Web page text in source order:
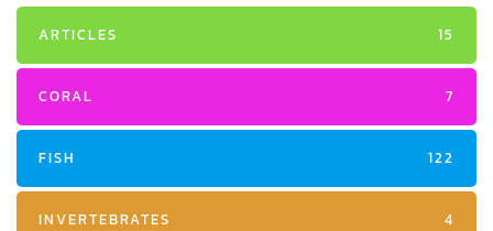
ARTICLES 15
CORAL 7
FISH 122
INVERTEBRATES 4